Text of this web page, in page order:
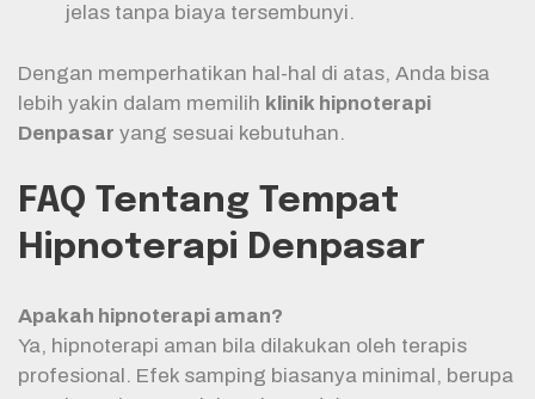
jelas tanpa biaya tersembunyi.
Dengan memperhatikan hal-hal di atas, Anda bisa
lebih yakin dalam memilih klinik hipnoterapi
Denpasar yang sesuai kebutuhan.
FAQ Tentang Tempat
Hipnoterapi Denpasar
Apakah hipnoterapi aman?
Ya, hipnoterapi aman bila dilakukan oleh terapis
profesional. Efek samping biasanya minimal, berupa